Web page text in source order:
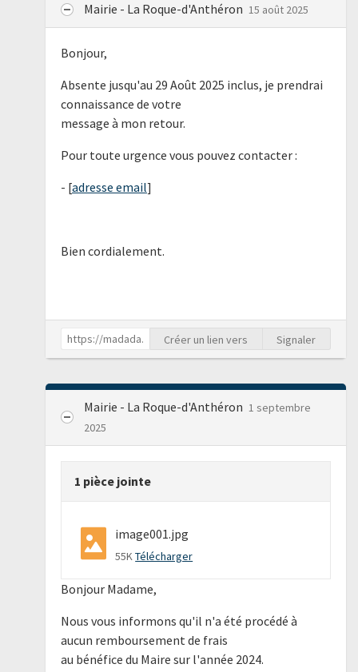
Mairie - La Roque-d'Anthéron 15 août 2025
Bonjour,
Absente jusqu'au 29 Août 2025 inclus, je prendrai
connaissance de votre
message à mon retour.
Pour toute urgence vous pouvez contacter :
- [adresse email]
Bien cordialement.
Créer un lien vers Signaler
Mairie - La Roque-d'Anthéron 1 septembre
2025
1 pièce jointe
image001.jpg
55KTélécharger
Bonjour Madame,
Nous vous informons qu'il n'a été procédé à
aucun remboursement de frais
au bénéfice du Maire sur l'année 2024.